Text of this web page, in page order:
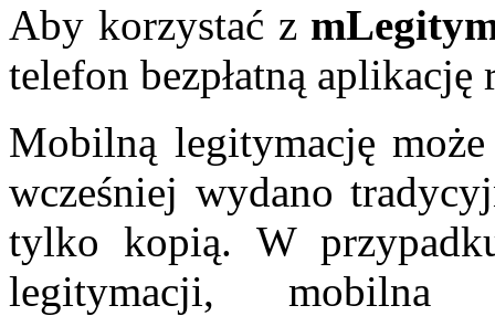
Aby korzystać z
telefon bezpłatną
Mobilną legitymację
wcześniej wydano
tylko kopią. W
legitymacji, mobilna